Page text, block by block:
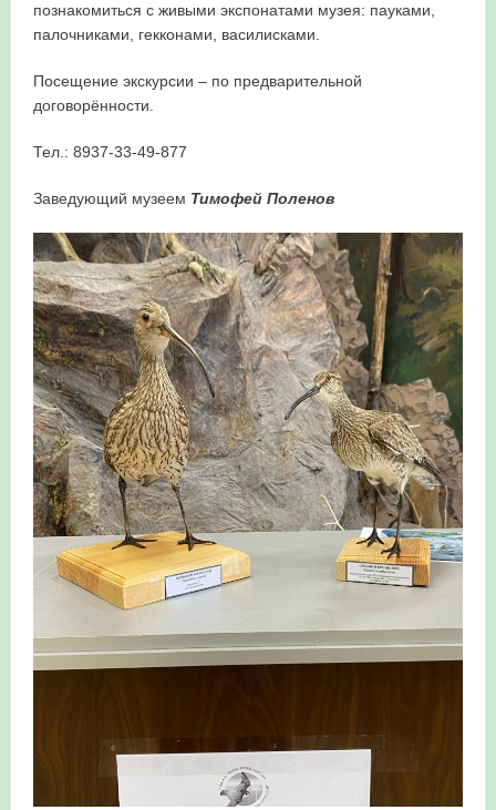
познакомиться с живыми экспонатами музея: пауками,
палочниками, гекконами, василисками.
Посещение экскурсии – по предварительной
договорённости.
Тел.: 8937-33-49-877
Заведующий музеем Тимофей Поленов